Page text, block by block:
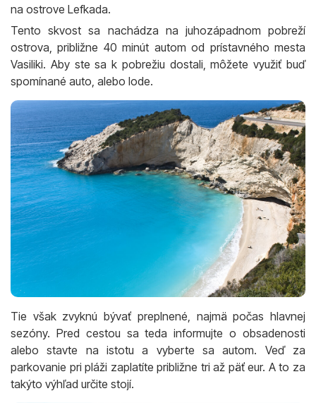
na ostrove Lefkada.
Tento skvost sa nachádza na juhozápadnom pobreží
ostrova, približne 40 minút autom od prístavného mesta
Vasiliki. Aby ste sa k pobrežiu dostali, môžete využiť buď
spomínané auto, alebo lode.
Tie však zvyknú bývať preplnené, najmä počas hlavnej
sezóny. Pred cestou sa teda informujte o obsadenosti
alebo stavte na istotu a vyberte sa autom. Veď za
parkovanie pri pláži zaplatíte približne tri až päť eur. A to za
takýto výhľad určite stojí.